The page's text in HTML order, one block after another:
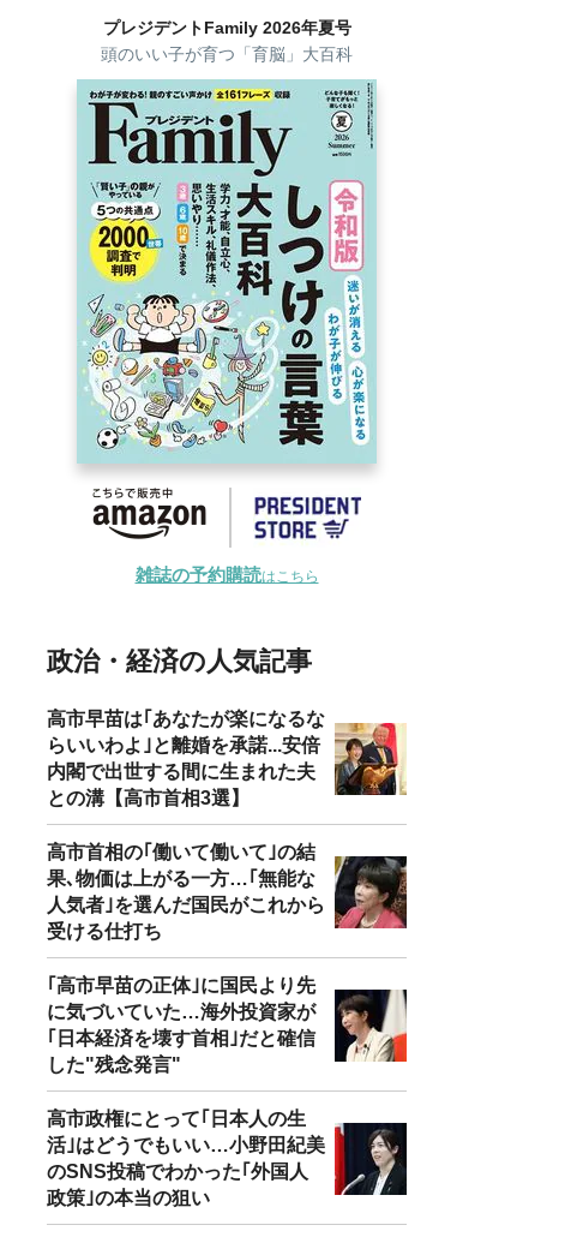
プレジデントFamily 2026年夏号
頭のいい子が育つ「育脳」大百科
雑誌の予約購読はこちら
政治・経済の人気記事
高市早苗は｢あなたが楽になるな
らいいわよ｣と離婚を承諾...安倍
内閣で出世する間に生まれた夫
との溝【高市首相3選】
高市首相の｢働いて働いて｣の結
果､物価は上がる一方…｢無能な
人気者｣を選んだ国民がこれから
受ける仕打ち
｢高市早苗の正体｣に国民より先
に気づいていた…海外投資家が
｢日本経済を壊す首相｣だと確信
した"残念発言"
高市政権にとって｢日本人の生
活｣はどうでもいい…小野田紀美
のSNS投稿でわかった｢外国人
政策｣の本当の狙い